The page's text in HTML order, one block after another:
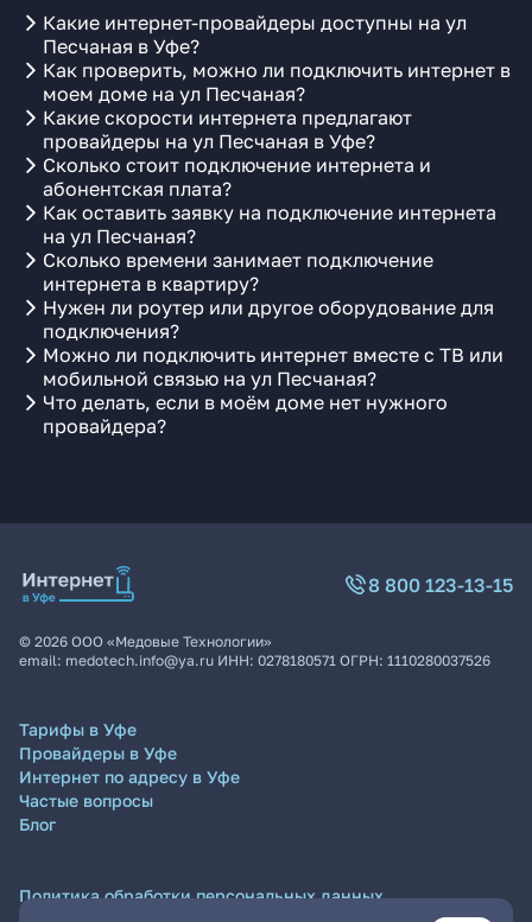
Какие интернет-провайдеры доступны на ул
Песчаная в Уфе?
Как проверить, можно ли подключить интернет в
моем доме на ул Песчаная?
Какие скорости интернета предлагают
провайдеры на ул Песчаная в Уфе?
Сколько стоит подключение интернета и
абонентская плата?
Как оставить заявку на подключение интернета
на ул Песчаная?
Сколько времени занимает подключение
интернета в квартиру?
Нужен ли роутер или другое оборудование для
подключения?
Можно ли подключить интернет вместе с ТВ или
мобильной связью на ул Песчаная?
Что делать, если в моём доме нет нужного
провайдера?
8 800 123-13-15
© 2026 ООО «Медовые Технологии»
email: medotech.info@ya.ru ИНН: 0278180571 ОГРН: 1110280037526
Тарифы в Уфе
Провайдеры в Уфе
Интернет по адресу в Уфе
Частые вопросы
Блог
Политика обработки персональных данных